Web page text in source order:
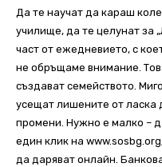
Да те научат да караш
училище, да те целунат за
част от ежедневието, с
не обръщаме внимание.
създават семейството.
усещат лишените от ласка
промени. Нужно е малко –
един клик на
да даряват онлайн.